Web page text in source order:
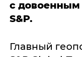
с довоенным
S&P.
Главный